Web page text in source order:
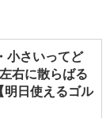
小さいってど
右に散らばる
明日使えるゴル